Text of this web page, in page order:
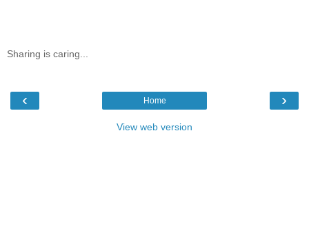
Sharing is caring...
‹ ›
Home
View web version